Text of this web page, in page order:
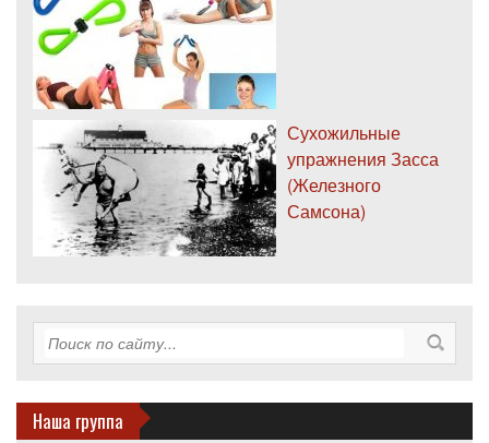
Сухожильные
упражнения Засса
(Железного
Самсона)
Наша группа